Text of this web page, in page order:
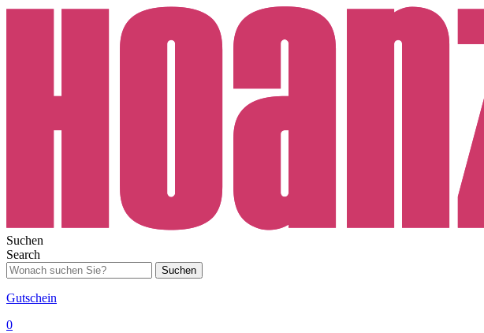
Suchen
Search
Suchen
Gutschein
0